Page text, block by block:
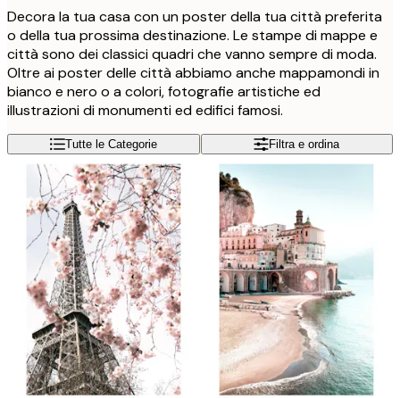
Decora la tua casa con un poster della tua città preferita
o della tua prossima destinazione. Le stampe di mappe e
città sono dei classici quadri che vanno sempre di moda.
Oltre ai poster delle città abbiamo anche mappamondi in
bianco e nero o a colori, fotografie artistiche ed
illustrazioni di monumenti ed edifici famosi.
Tutte le Categorie Filtra e ordina